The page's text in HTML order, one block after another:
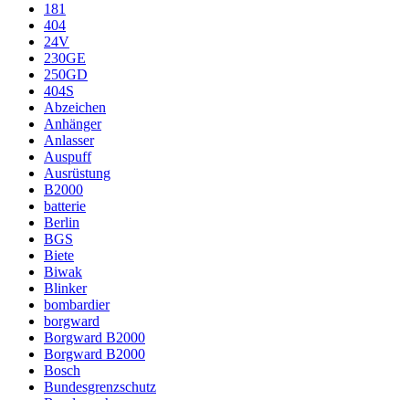
181
404
24V
230GE
250GD
404S
Abzeichen
Anhänger
Anlasser
Auspuff
Ausrüstung
B2000
batterie
Berlin
BGS
Biete
Biwak
Blinker
bombardier
borgward
Borgward B2000
Borgward B2000
Bosch
Bundesgrenzschutz